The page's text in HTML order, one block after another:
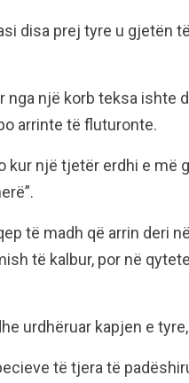
disa prej tyre u gjetën
një korb teksa ishte
arrinte të fluturonte.
kur një tjetër erdhi e më
të madh që arrin deri
të kalbur, por në
urdhëruar kapjen e
të tjera të